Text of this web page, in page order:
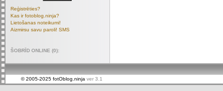
Reģistrēties?
Kas ir fotoblog.ninja?
Lietošanas noteikumi!
Aizmirsu savu paroli! SMS
ŠOBRĪD ONLINE (0):
© 2005-2025 fotOblog.ninja ver 3.1